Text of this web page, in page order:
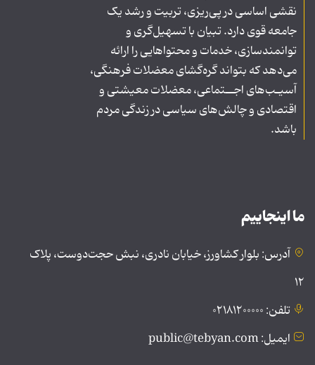
نقشی اساسی در پی‌ریزی، تربیت و رشد یک
جامعه قوی دارد. تبیان با تسهیل‌گری و
توانمندسازی، خدمات و محتواهایی را ارائه
می‌دهد که بتواند گره‌گشای معضلات فرهنگی،
آسیـب‌های اجــتماعی، معضلات معیشتی و
اقتصادی و چالش‌های سیاسی در زندگی مردم
باشد.
ما اینجاییم
آدرس: بلوار کشاورز، خیابان نادری، نبش حجت‌دوست، پلاک
۱۲
تلفن: ۰۲۱۸۱۲۰۰۰۰۰
ایمیل: public@tebyan.com